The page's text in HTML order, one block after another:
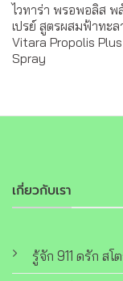
ไวทาร่า พรอพอลิส พ
เปรย์ สูตรผสมฟ้าทะล
Vitara Propolis
Spray
เกี่ยวกับเรา
รู้จัก 911 ดรัก สโ